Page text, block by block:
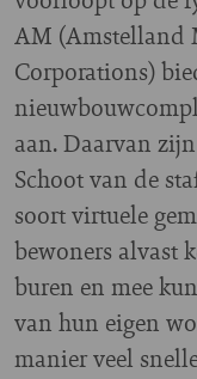
AM (Amstelland
Corporations)
aan. Daarvan
Schoot van de
soort virtuele
bewoners alvast
buren en mee
van hun eigen
manier veel